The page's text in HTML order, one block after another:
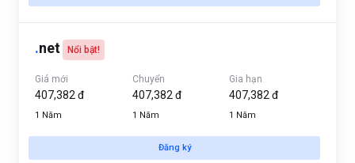
.net Nổi bật!
Giá mới
407,382 đ
1 Năm
Chuyển
407,382 đ
1 Năm
Gia hạn
407,382 đ
1 Năm
Đăng ký